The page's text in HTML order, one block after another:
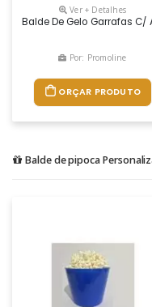
Ver + Detalhes
Balde De Gelo Garrafas C/
Por: Promoline
ORÇAR PRODUTO
Balde de pipoca